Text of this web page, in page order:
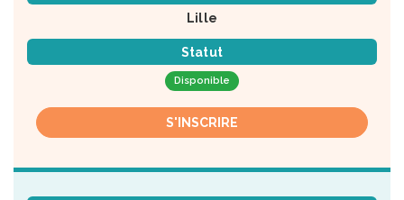
Lille
Statut
Disponible
S'INSCRIRE